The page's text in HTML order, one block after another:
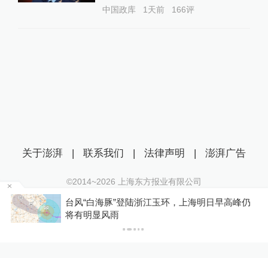
中国政库 1天前 166评
台风“白海豚”登陆浙江玉环，上海明日早高峰仍
将有明显风雨
关于澎湃 | 联系我们 | 法律声明 | 澎湃广告
©2014~2026 上海东方报业有限公司
沪ICP证：沪B2-20170116 | 沪ICP备14003370号
互联网新闻信息服务许可证：31120170006
沪公网安备 31010602000299号